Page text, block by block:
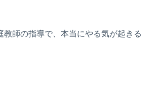
師の指導で、本当にやる気が起きる